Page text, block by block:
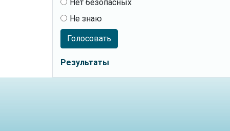
Нет безопасных
Не знаю
Голосовать
Результаты